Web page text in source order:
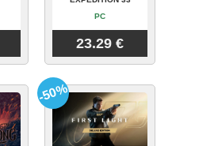
PC
23.29 €
-50%